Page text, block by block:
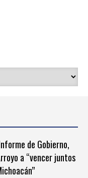
de Gobierno,
a “vencer juntos